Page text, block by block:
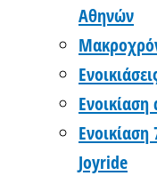
Αθηνών
Joyride